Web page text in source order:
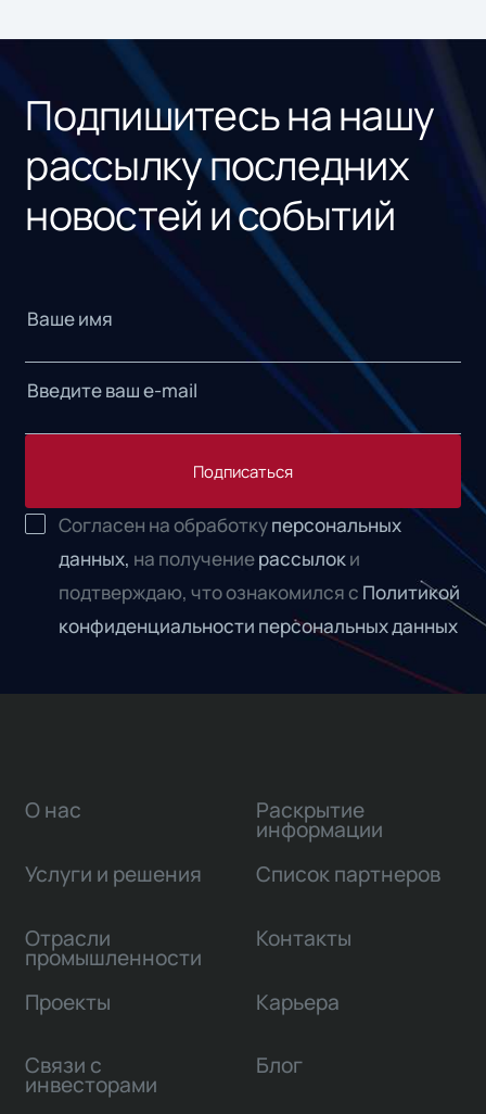
Подпишитесь на нашу
рассылку последних
новостей и событий
Подписаться
Согласен на обработкуперсональных
данных, на получениерассылоки
подтверждаю, что ознакомился с Политикой
конфиденциальности персональных данных
О нас
Услуги и решения
Отрасли
промышленности
Проекты
Связи с
инвесторами
Раскрытие
информации
Список партнеров
Контакты
Карьера
Блог